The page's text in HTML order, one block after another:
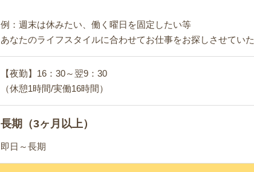
例：週末は休みたい、働く曜日を固定したい等
あなたのライフスタイルに合わせてお仕事をお探しさせてい
【夜勤】16：30～翌9：30
（休憩1時間/実働16時間）
長期（3ヶ月以上）
即日～長期